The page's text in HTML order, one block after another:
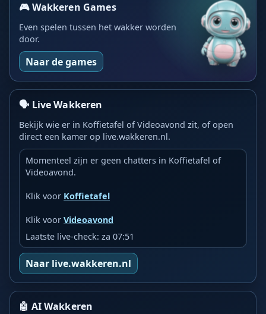
🎮 Wakkeren Games
Even spelen tussen het wakker worden
door.
Naar de games
🗣️ Live Wakkeren
Bekijk wie er in Koffietafel of Videoavond zit, of open
direct een kamer op live.wakkeren.nl.
Momenteel zijn er geen chatters in Koffietafel of
Videoavond.
Klik voor Koffietafel
Klik voorVideoavond
Laatste live-check: za 07:51
Naar live.wakkeren.nl
🤖 AI Wakkeren